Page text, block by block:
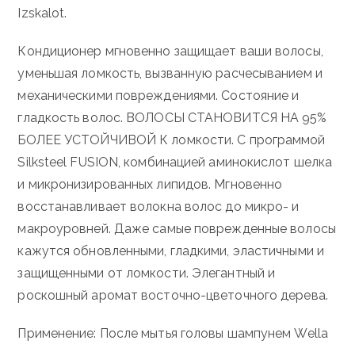
Izskalot.
Кондиционер мгновенно защищает ваши волосы,
уменьшая ломкость, вызванную расчесыванием и
механическими повреждениями. Состояние и
гладкость волос. ВОЛОСЫ СТАНОВИТСЯ НА 95%
БОЛЕЕ УСТОЙЧИВОЙ К ломкости. С программой
Silksteel FUSION, комбинацией аминокислот шелка
и микронизированных липидов. Мгновенно
восстанавливает волокна волос до микро- и
макроуровней. Даже самые поврежденные волосы
кажутся обновленными, гладкими, эластичными и
защищенными от ломкости. Элегантный и
роскошный аромат восточно-цветочного дерева.
Применение: После мытья головы шампунем Wella